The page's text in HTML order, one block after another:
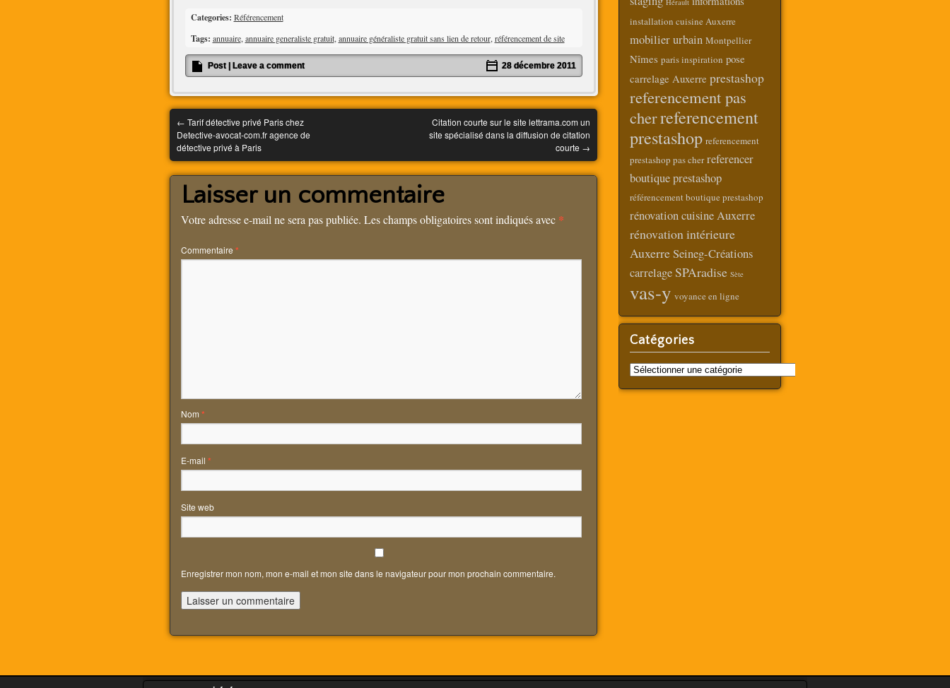
Categories: Référencement
Tags: annuaire,annuaire generaliste gratuit,annuaire généraliste gratuit sans lien de retour,référencement de site
Post Leave a comment 28 décembre 2011
← Tarif détective privé Paris chez
Detective-avocat-com.fr agence de
détective privé à Paris
Citation courte sur le site lettrama.com un
site spécialisé dans la diffusion de citation
courte →
Laisser un commentaire
Votre adresse e-mail ne sera pas publiée. Les champs obligatoires sont indiqués avec *
Commentaire *
Nom *
E-mail *
Site web
Enregistrer mon nom, mon e-mail et mon site dans le navigateur pour mon prochain commentaire.
Hérault
installation cuisine Auxerre
mobilier urbain Montpellier
Nîmes paris inspiration pose
carrelage Auxerre prestashop
referencement pas
cherreferencement
prestashop referencement
prestashop pas cher referencer
boutique prestashop
référencement boutique prestashop
rénovation cuisine Auxerre
rénovation intérieure
Auxerre Seineg-Créations
carrelage SPAradise Sète
vas-y voyance en ligne
Catégories